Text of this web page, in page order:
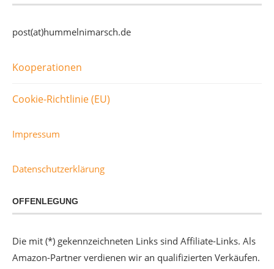
post(at)hummelnimarsch.de
Kooperationen
Cookie-Richtlinie (EU)
Impressum
Datenschutzerklärung
OFFENLEGUNG
Die mit (*) gekennzeichneten Links sind Affiliate-Links. Als
Amazon-Partner verdienen wir an qualifizierten Verkäufen.